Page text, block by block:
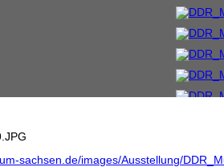
sachsen.de/images/Ausstellung/